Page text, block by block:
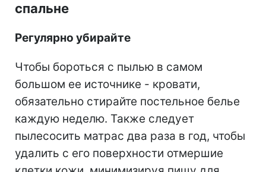
спальне
Регулярно убирайте
Чтобы бороться с пылью в самом
большом ее источнике - кровати,
обязательно стирайте постельное белье
каждую неделю. Также следует
пылесосить матрас два раза в год, чтобы
удалить с его поверхности отмершие